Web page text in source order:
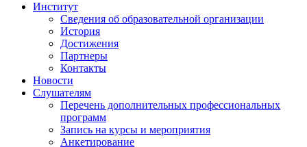
Институт
Сведения об образовательной организации
История
Достижения
Партнеры
Контакты
Новости
Слушателям
Перечень дополнительных профессиональных
программ
Запись на курсы и мероприятия
Анкетирование